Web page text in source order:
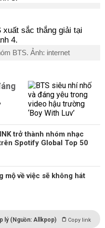
BTS. Ảnh: internet
trở thành nhóm nhạc
Spotify Global Top 50
mộ về việc sẽ không hát
lý (Nguồn: Allkpop) Copy link